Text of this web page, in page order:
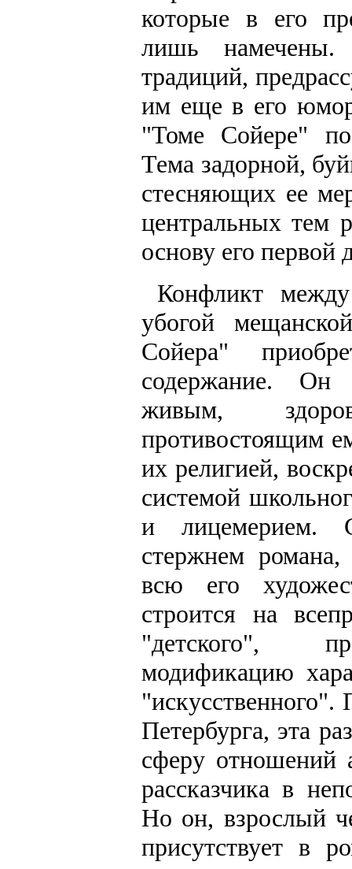
которые в его
лишь намечены.
традиций,
им еще в его
"Томе Сойере"
Тема задорной,
стесняющих ее
центральных тем
основу его первой
Конфликт
убогой
Сойера"
содержание. Он
живым,
противостоящим
их религией,
системой
и лицемерием.
стержнем романа,
всю его
строится на
"детского",
модификацию
Петербурга, эта
сферу отношений
рассказчика в
Но он, взрослый
присутствует в